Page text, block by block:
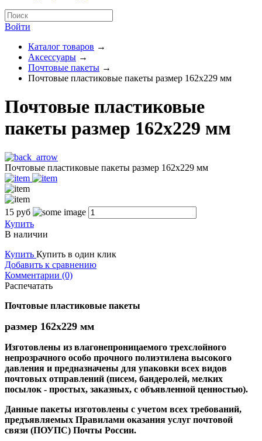
Войти
Каталог товаров →
Аксессуары →
Почтовые пакеты →
Почтовые пластиковые пакеты размер 162х229 мм
Почтовые пластиковые
пакеты размер 162х229 мм
Почтовые пластиковые пакеты размер 162х229 мм
15 руб
Купить
В наличии
Купить Купить в один клик
Добавить к сравнению
Комментарии (0)
Распечатать
Почтовые пластиковые пакеты
размер 162х229 мм
Изготовлены из влагонепроницаемого трехслойного
непрозрачного особо прочного полиэтилена высокого
давления и предназначены для упаковки всех видов
почтовых отправлений (писем, бандеролей, мелких
посылок - простых, заказных, с объявленной ценностью).
Данные пакеты изготовлены с учетом всех требований,
предъявляемых Правилами оказания услуг почтовой
связи (ПОУПС) Почты России.